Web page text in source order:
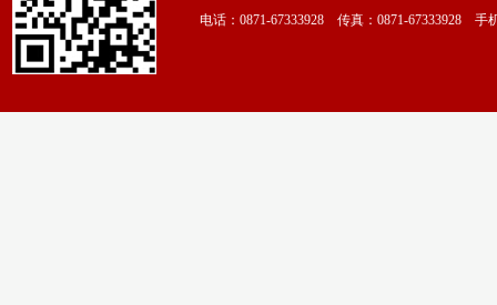
电话：0871-67333928 传真：0871-67333928 手